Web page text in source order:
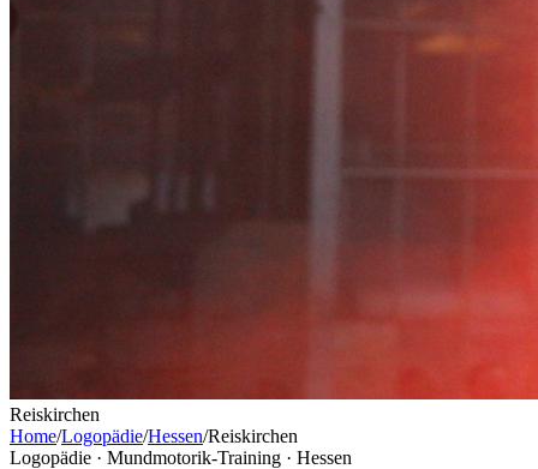
Reiskirchen
Home/Logopädie/Hessen/Reiskirchen
Logopädie · Mundmotorik-Training · Hessen